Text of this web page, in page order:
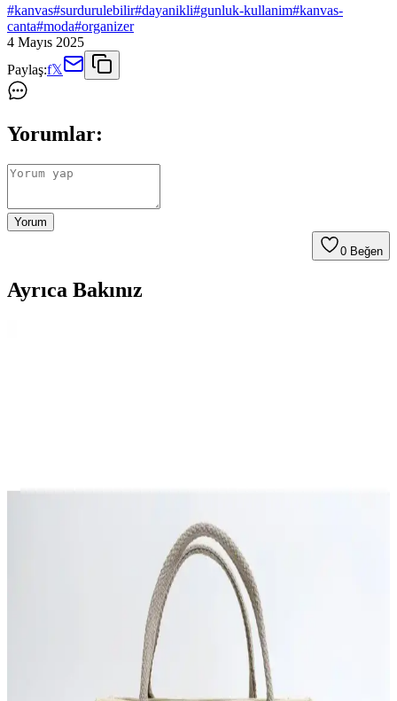
#kanvas#surdurulebilir#dayanikli#gunluk-kullanim#kanvas-
canta#moda#organizer
4 Mayıs 2025
Paylaş:f𝕏
Yorumlar:
Yorum
0 Beğen
Ayrıca Bakınız
Yüksek kaliteli kanvas ve modern tasarımıyla Cappadocia Vintage
3286 Lonia kadın siyah tote çanta, geniş iç hacmi ve dayanıklılığıyla
günlük ihtiyaçlarınızı karşılar.
Çanta Karşılaştırması: bag&more Vicky ve Shaka
U16 Modellerinin Detaylı Analizi ve Seçim Rehberi
bag&more Vicky ve Shaka U16 çantalarının özellikleri, artıları ve
eksileri, kullanıcı yorumlarıyla birlikte karşılaştırılıyor. Hangi
modelin ihtiyaçlarınıza uygun olduğunu keşfedin.